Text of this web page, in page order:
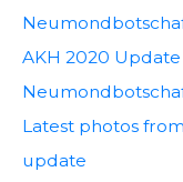
AKH 2020
Latest photos
update